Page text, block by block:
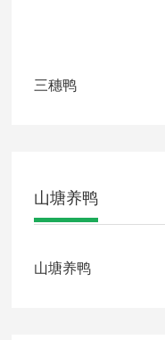
三穗鸭
山塘养鸭
山塘养鸭